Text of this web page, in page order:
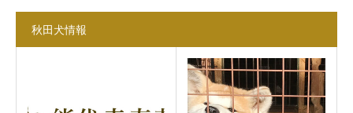
秋田犬情報